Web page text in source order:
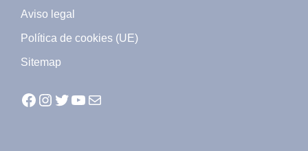
Aviso legal
Política de cookies (UE)
Sitemap
Facebook
Instagram
Twitter
YouTube
Mail